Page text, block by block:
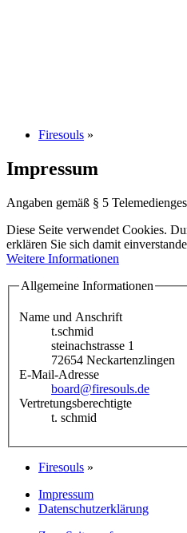
Firesouls »
Impressum
Angaben gemäß § 5
Diese Seite verwendet Cookies.
erklären Sie sich damit
Weitere Informationen
Allgemeine Informationen
Name und Anschrift
t.schmid
steinachstrasse 1
72654 Neckartenzlingen
E-Mail-Adresse
board@firesouls.de
Vertretungsberechtigte
t. schmid
Firesouls »
Impressum
Datenschutzerklärung